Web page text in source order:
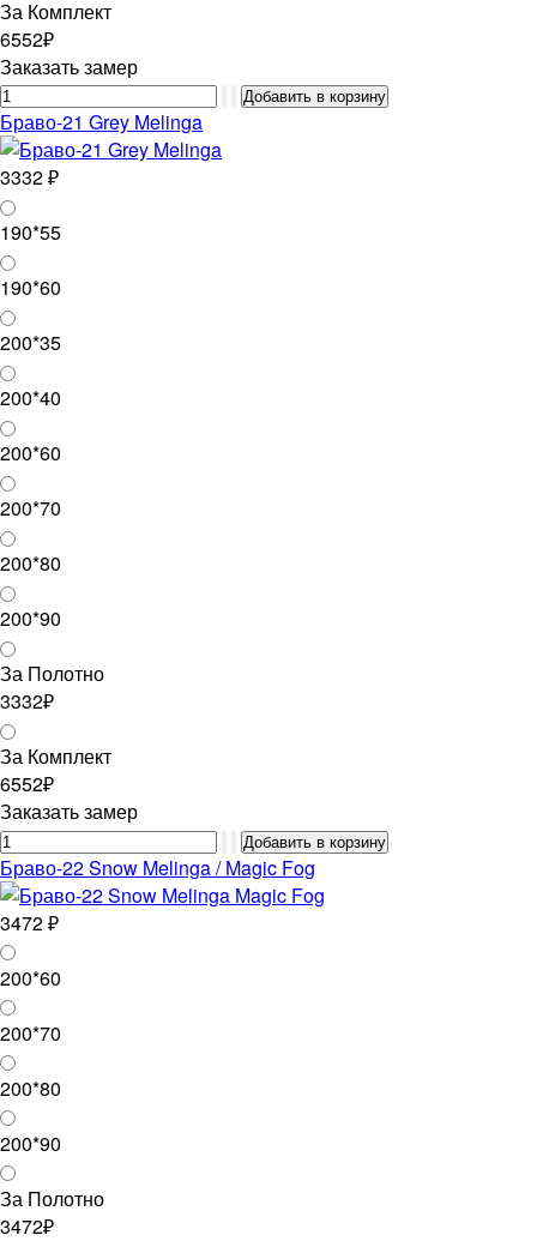
За Комплект
6552₽
Заказать замер
Браво-21 Grey Melinga
3332 ₽
190*55
190*60
200*35
200*40
200*60
200*70
200*80
200*90
За Полотно
3332₽
За Комплект
6552₽
Заказать замер
Браво-22 Snow Melinga / Magic Fog
3472 ₽
200*60
200*70
200*80
200*90
За Полотно
3472₽